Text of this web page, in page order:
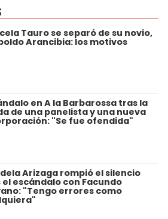
Tauro se separó de su novio,
Arancibia: los motivos
en A la Barbarossa tras la
de una panelista y una nueva
"Se fue ofendida"
Arizaga rompió el silencio
escándalo con Facundo
"Tengo errores como